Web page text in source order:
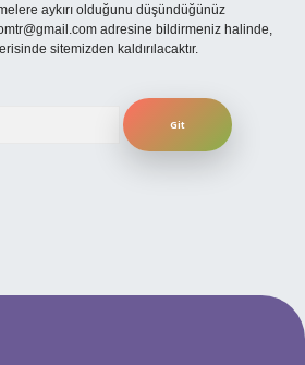
aykırı olduğunu düşündüğünüz
adresine bildirmeniz halinde,
sitemizden kaldırılacaktır.